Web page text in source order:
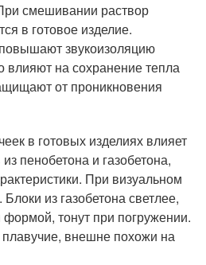
смешивании раствор
в готовое изделие.
звукоизоляцию
влияют на сохранение тепла
от проникновения
в готовых изделиях влияет
пенобетона и газобетона,
При визуальном
из газобетона светлее,
тонут при погружении.
внешне похожи на